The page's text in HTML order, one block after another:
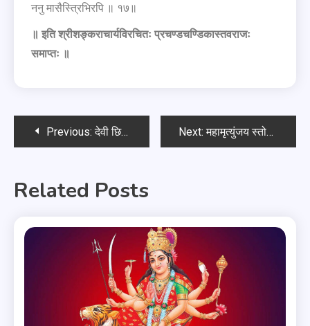
ननु मासैस्त्रिभिरपि ॥ १७॥
॥ इति श्रीशङ्कराचार्यविरचितः प्रचण्डचण्डिकास्तवराजः
समाप्तः ॥
Previous: देवी छिन्नमस्ता स्तुति मंत्र Next: महामृत्युंजय स्तोत्र
Related Posts